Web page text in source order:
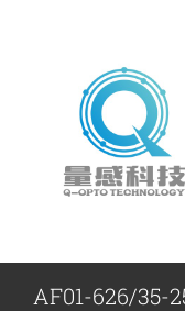
产品中心
AF01-626/35-